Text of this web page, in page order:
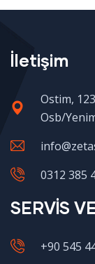
İletişim
Ostim,
Osb/
0312 385
SERVİS
+90 545